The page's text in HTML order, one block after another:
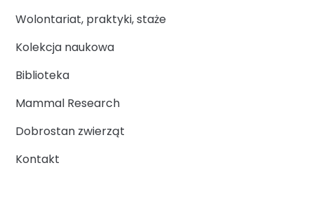
Wolontariat, praktyki, staże
Kolekcja naukowa
Biblioteka
Mammal Research
Dobrostan zwierząt
Kontakt